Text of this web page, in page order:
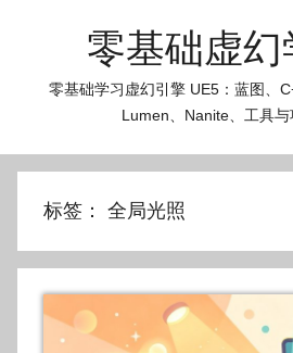
零基础虚幻
零基础学习虚幻引擎 UE5：蓝图、
Lumen、Nanite、工具与
标签： 全局光照